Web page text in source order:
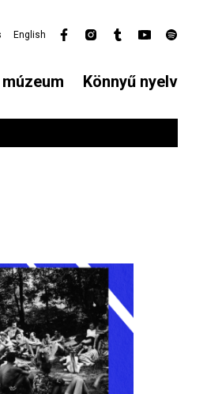
menu
English
Könnyű nyelv